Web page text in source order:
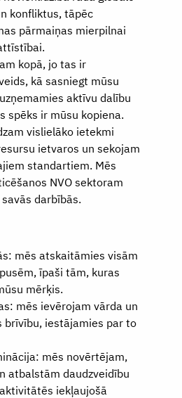
konfliktus, tāpēc
pārmaiņas mierpilnai
kopā, jo tas ir
kā sasniegt mūsu
aktīvu dalību
spēks ir mūsu kopiena.
vislielāko ietekmi
ietvaros un sekojam
standartiem. Mēs
NVO sektoram
darbībās.
mēs atskaitāmies visām
īpaši tām, kuras
mērķis.
mēs ievērojam vārda un
brīvību, iestājamies par to
mēs novērtējam,
atbalstām daudzveidību
iekļaujošā